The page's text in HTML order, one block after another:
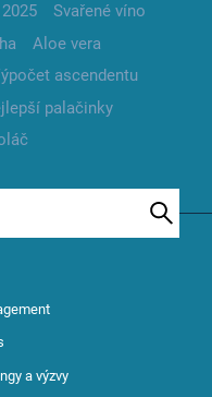
Svařené víno
Aloe vera
ascendentu
palačinky
a výzvy